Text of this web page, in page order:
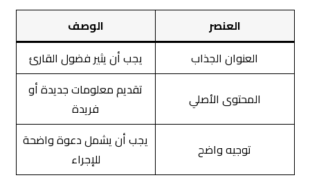
العنصر
الوصف
العنوان الجذاب
يجب أن يثير فضول القارئ
المحتوى الأصلي
تقديم معلومات جديدة أو
فريدة
توجيه واضح
يجب أن يشمل دعوة واضحة
للإجراء